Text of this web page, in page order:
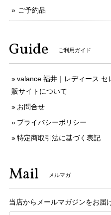
ご予約品
Guide ご利用ガイド
valance 福井｜レディース セ
販サイトについて
お問合せ
プライバシーポリシー
特定商取引法に基づく表記
Mail メルマガ
当店からメールマガジンをお届